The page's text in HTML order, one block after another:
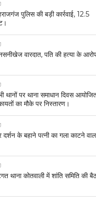
पुलिस की बड़ी कार्रवाई, 12.5
वारदात, पति की हत्या के
थानों पर थाना समाधान दिवस
का मौके पर निस्तारण।
दर्शन के बहाने पत्नी का गला काटने
थाना कोतवाली में शांति समिति की